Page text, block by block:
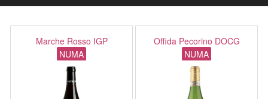
Marche Rosso IGP
NUMA
Offida Pecorino DOCG
NUMA